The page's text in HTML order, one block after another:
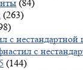
(84)
(263)
с
с
(144)